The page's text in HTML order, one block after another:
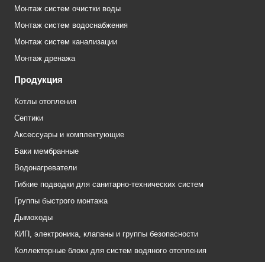
Монтаж систем очистки воды
Монтаж систем водоснабжения
Монтаж систем канализации
Монтаж дренажа
Продукция
Котлы отопления
Септики
Аксессуары и комплектующие
Баки мембранные
Водонагреватели
Гибкие подводки для санитарно-технических систем
Группы быстрого монтажа
Дымоходы
КИП, электроника, клапаны и группы безопасности
Коллекторные блоки для систем водяного отопления